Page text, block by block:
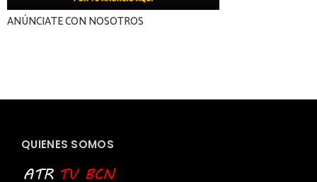
ANÚNCIATE CON NOSOTROS
QUIENES SOMOS